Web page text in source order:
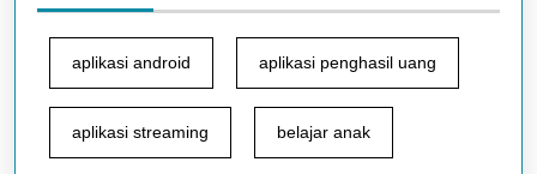
aplikasi android aplikasi penghasil uang
aplikasi streaming belajar anak